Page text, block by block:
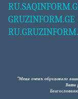
GRUZINFORM.GE